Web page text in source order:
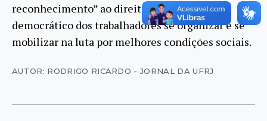
reconhecimento” ao direito soberano e
democrático dos trabalhadores se organizar e se
mobilizar na luta por melhores condições sociais.
AUTOR: RODRIGO RICARDO - JORNAL DA UFRJ